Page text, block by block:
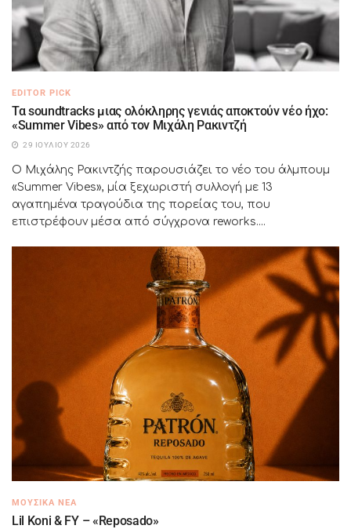
EDITOR PICK
Τα soundtracks μιας ολόκληρης γενιάς αποκτούν νέο ήχο:
«Summer Vibes» από τον Μιχάλη Ρακιντζή
29 ΙΟΥΛΊΟΥ 2026
Ο Μιχάλης Ρακιντζής παρουσιάζει το νέο του άλμπουμ
«Summer Vibes», μία ξεχωριστή συλλογή με 13
αγαπημένα τραγούδια της πορείας του, που
επιστρέφουν μέσα από σύγχρονα reworks....
ΜΟΥΣΙΚΆ ΝΈΑ
Lil Koni & FY – «Reposado»